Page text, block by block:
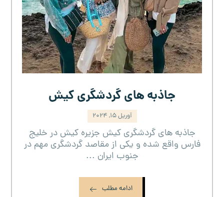
جاذبه های گردشگری کیش
آوریل ۱۵, ۲۰۲۴
جاذبه های گردشگری کیش جزیره کیش در خلیج
فارس واقع شده و یکی از مقاصد گردشگری مهم در
جنوب ایران ...
ادامه مطلب